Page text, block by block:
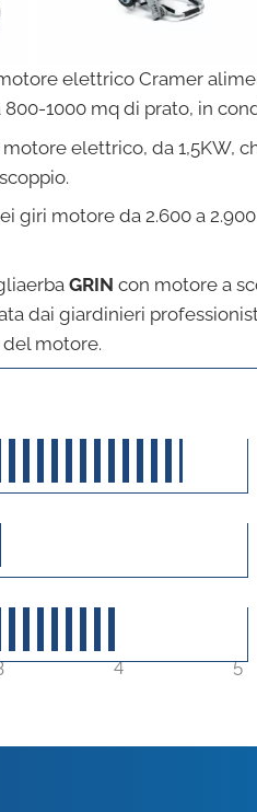
elettrico Cramer
1000 mq di prato, in
elettrico, da 1,5KW,
giri motore da 2.600 a
GRIN con motore a
dai giardinieri
motore.
4 5